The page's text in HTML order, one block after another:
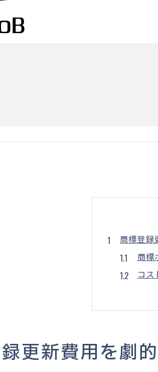
商標登録
商標
コス
必
商標
商
商標更新
更新費用を劇